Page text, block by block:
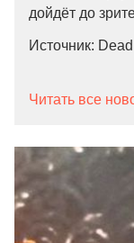
дойдёт до
Источник:
Читать все